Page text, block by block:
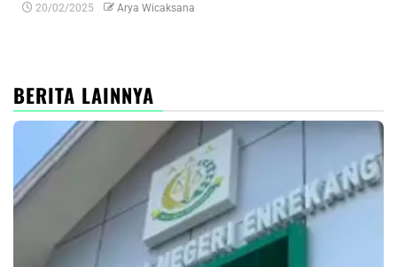
20/02/2025 Arya Wicaksana
BERITA LAINNYA